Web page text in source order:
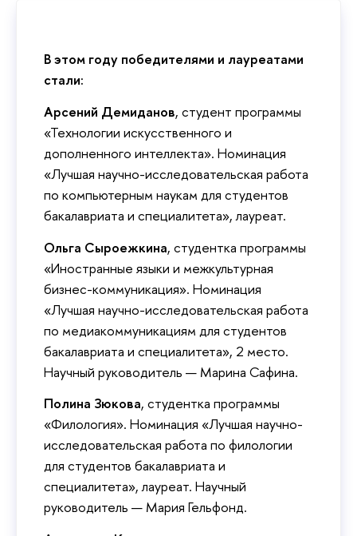
В этом году победителями и лауреатами
стали:
Арсений Демиданов, студент программы
«Технологии искусственного и
дополненного интеллекта». Номинация
«Лучшая научно-исследовательская работа
по компьютерным наукам для студентов
бакалавриата и специалитета», лауреат.
Ольга Сыроежкина, студентка программы
«Иностранные языки и межкультурная
бизнес-коммуникация». Номинация
«Лучшая научно-исследовательская работа
по медиакоммуникациям для студентов
бакалавриата и специалитета», 2 место.
Научный руководитель — Марина Сафина.
Полина Зюкова, студентка программы
«Филология». Номинация «Лучшая научно-
исследовательская работа по филологии
для студентов бакалавриата и
специалитета», лауреат. Научный
руководитель — Мария Гельфонд.